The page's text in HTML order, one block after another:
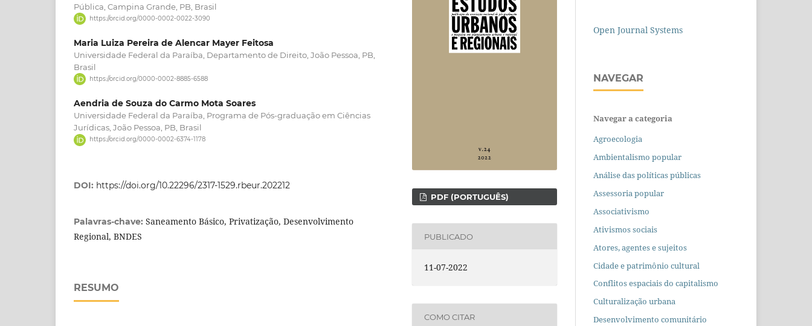
Pública, Campina Grande, PB, Brasil
https://orcid.org/0000-0002-0022-3090
Maria Luiza Pereira de Alencar Mayer Feitosa
Universidade Federal da Paraíba, Departamento de Direito, João Pessoa, PB,
Brasil
https://orcid.org/0000-0002-8885-6588
Aendria de Souza do Carmo Mota Soares
Universidade Federal da Paraíba, Programa de Pós-graduação em Ciências
Jurídicas, João Pessoa, PB, Brasil
https://orcid.org/0000-0002-6374-1178
DOI: https://doi.org/10.22296/2317-1529.rbeur.202212
Palavras-chave: Saneamento Básico, Privatização, Desenvolvimento
Regional, BNDES
RESUMO
PDF (PORTUGUÊS)
PUBLICADO
11-07-2022
COMO CITAR
Open Journal Systems
NAVEGAR
Navegar a categoria
Agroecologia
Ambientalismo popular
Análise das políticas públicas
Assessoria popular
Associativismo
Ativismos sociais
Atores, agentes e sujeitos
Cidade e patrimônio cultural
Conflitos espaciais do capitalismo
Culturalização urbana
Desenvolvimento comunitário